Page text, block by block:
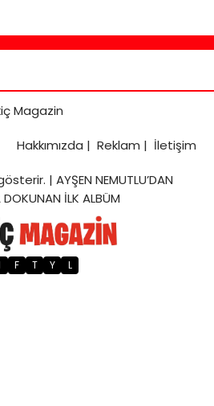
Magazin
Hakkımızda | Reklam | İletişim
| AYŞEN NEMUTLU’DAN
DOKUNAN İLK ALBÜM
F T Y L